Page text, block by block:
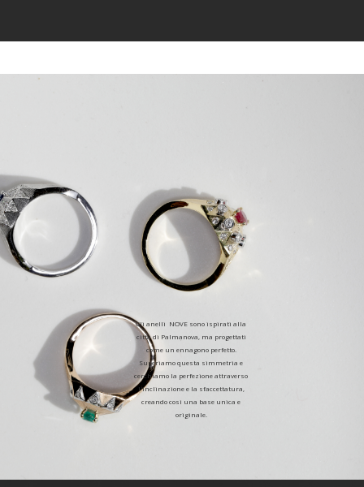
Gli anelli NOVE sono ispirati alla
città di Palmanova, ma progettati
come un ennagono perfetto.
Superiamo questa simmetria e
cerchiamo la perfezione attraverso
l'inclinazione e la sfaccettatura,
creando così una base unica e
originale.